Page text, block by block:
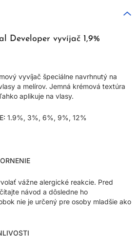
Developer vyvíjač 1,9%
vyvíjač špeciálne navrhnutý na
a melírov. Jemná krémová textúra
aplikuje na vlasy.
1.9%, 3%, 6%, 9%, 12%
vážne alergické reakcie. Pred
návod a dôsledne ho
nie je určený pre osoby mladšie ako